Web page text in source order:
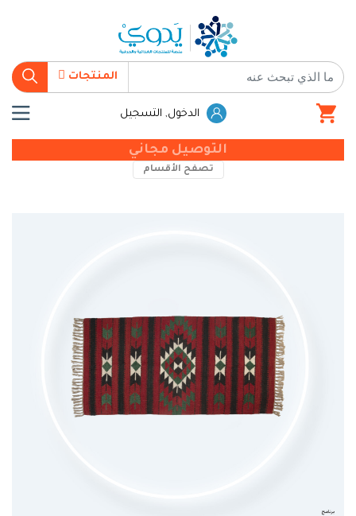
المنتجات
الدخول, التسجيل
التوصيل مجاني
تصفح الأقسام